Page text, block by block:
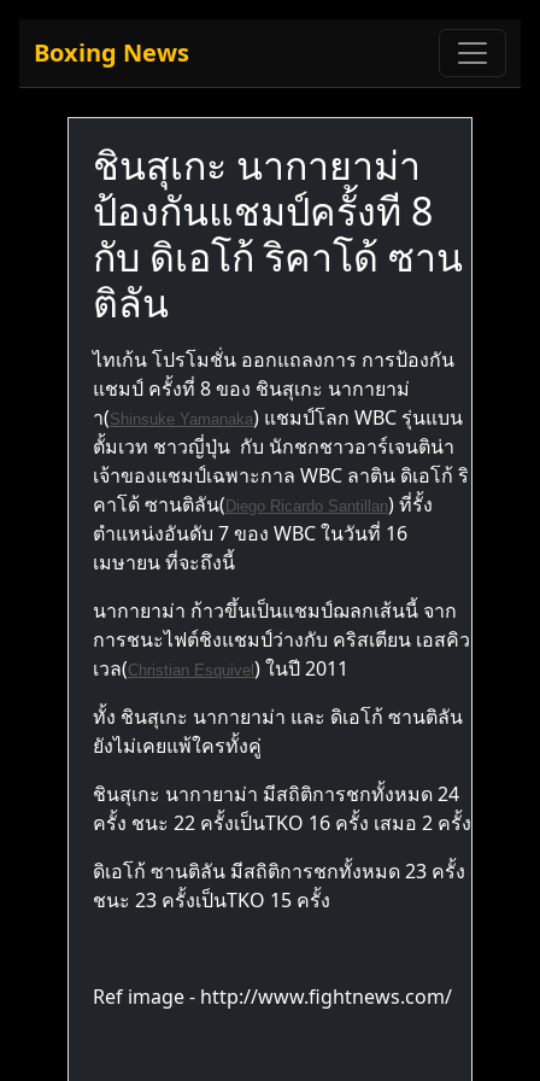
Boxing News
ชินสุเกะ นากายาม่า
ป้องกันแชมป์ครั้งที 8
กับ ดิเอโก้ ริคาโด้ ซาน
ติลัน
ไทเก้น โปรโมชั่น ออกแถลงการ การป้องกัน
แชมป์ ครั้งที่ 8 ของ ชินสุเกะ นากายาม่
า(Shinsuke Yamanaka) แชมป์โลก WBC รุ่นแบน
ตั้มเวท ชาวญี่ปุ่น กับ นักชกชาวอาร์เจนติน่า
เจ้าของแชมป์เฉพาะกาล WBC ลาติน ดิเอโก้ ริ
คาโด้ ซานติลัน( Diego Ricardo Santillan) ที่รั้ง
ตำแหน่งอันดับ 7 ของ WBC ในวันที่ 16
เมษายน ที่จะถึงนี้
นากายาม่า ก้าวขึ้นเป็นแชมป์ฌลกเส้นนี้ จาก
การชนะไฟต์ชิงแชมป์ว่างกับ คริสเตียน เอสคิว
เวล(Christian Esquivel ) ในปี 2011
ทั้ง ชินสุเกะ นากายาม่า และ ดิเอโก้ ซานติลัน
ยังไม่เคยแพ้ใครทั้งคู่
ชินสุเกะ นากายาม่า มีสถิติการชกทั้งหมด 24
ครั้ง ชนะ 22 ครั้งเป็นTKO 16 ครั้ง เสมอ 2 ครั้ง
ดิเอโก้ ซานติลัน มีสถิติการชกทั้งหมด 23 ครั้ง
ชนะ 23 ครั้งเป็นTKO 15 ครั้ง
Ref image - http://www.fightnews.com/